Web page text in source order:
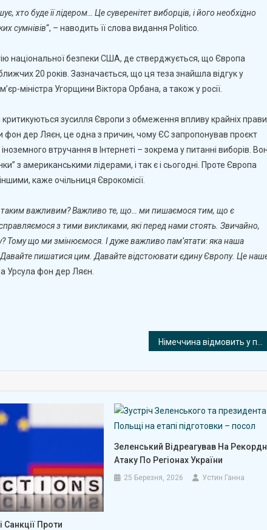
хто буде її лідером… Це суверенітет виборців, і його необхідно
сумнівів“, – наводить її слова видання Politico.
національної безпеки США, де стверджується, що Європа
20 років. Зазначається, що ця теза знайшла відгук у
міністра Угорщини Віктора Орбана, а також у росії.
зусилля Європи з обмеження впливу крайніх
фон дер Ляєн, це одна з причин, чому ЄС запропонував проєкт
втручання в Інтернеті – зокрема у питанні виборів.
з американськими лідерами, і так є і сьогодні. Проте Європа
каже очільниця Єврокомісії.
таким важливим? Важливо те, що… ми пишаємося тим, що є
з тими викликами, які перед нами стоять. Звичайно,
Тому що ми змінюємося. І дуже важливо пам’ятати: яка наша
пишатися цим. Давайте відстоювати єдину Європу. Це
Урсула фон дер Ляєн.
Санкції Проти
Зеленський Відреагував На
Атаку По Регіонах України
25 Березня, 2026 Устин Ганна